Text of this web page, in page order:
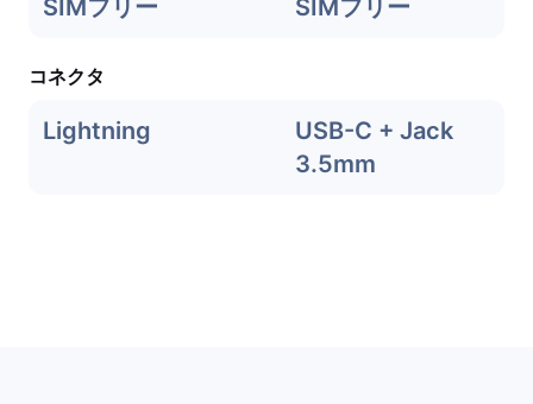
SIMフリー SIMフリー
コネクタ
Lightning
USB-C + Jack
3.5mm